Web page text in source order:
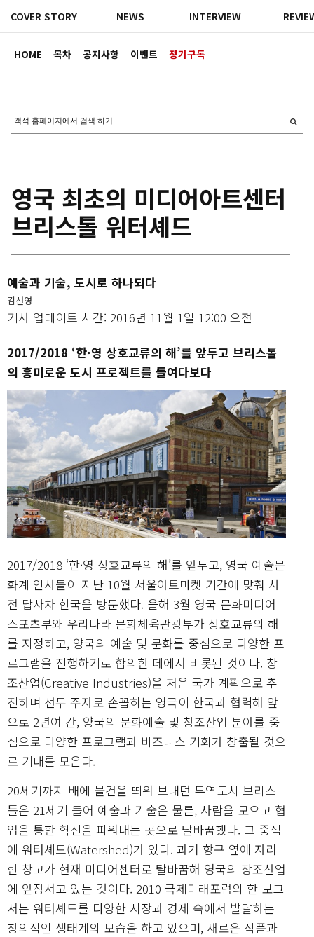
HOME 목차 공지사항 이벤트 정기구독
COVER STORY NEWS INTERVIEW
영국 최초의 미디어아트센터
브리스톨 워터셰드
예술과 기술, 도시로 하나되다
김선영
기사 업데이트 시간: 2016년 11월 1일 12:00 오전
2017/2018 ‘한·영 상호교류의 해’를 앞두고 브리스톨
의 흥미로운 도시 프로젝트를 들여다보다
2017/2018 ‘한·영 상호교류의 해’를 앞두고, 영국 예술문
화계 인사들이 지난 10월 서울아트마켓 기간에 맞춰 사
전 답사차 한국을 방문했다. 올해 3월 영국 문화미디어
스포츠부와 우리나라 문화체육관광부가 상호교류의 해
를 지정하고, 양국의 예술 및 문화를 중심으로 다양한 프
로그램을 진행하기로 합의한 데에서 비롯된 것이다. 창
조산업(Creative Industries)을 처음 국가 계획으로 추
진하며 선두 주자로 손꼽히는 영국이 한국과 협력해 앞
으로 2년여 간, 양국의 문화예술 및 창조산업 분야를 중
심으로 다양한 프로그램과 비즈니스 기회가 창출될 것으
로 기대를 모은다.
20세기까지 배에 물건을 띄워 보내던 무역도시 브리스
톨은 21세기 들어 예술과 기술은 물론, 사람을 모으고 협
업을 통한 혁신을 피워내는 곳으로 탈바꿈했다. 그 중심
에 워터셰드(Watershed)가 있다. 과거 항구 옆에 자리
한 창고가 현재 미디어센터로 탈바꿈해 영국의 창조산업
에 앞장서고 있는 것이다. 2010 국제미래포럼의 한 보고
서는 워터셰드를 다양한 시장과 경제 속에서 발달하는
창의적인 생태계의 모습을 하고 있으며, 새로운 작품과